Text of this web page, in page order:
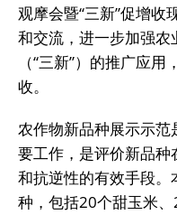
观摩会暨“三新”促增收
和交流，进一步加强
（“三新”）的推广应
收。
农作物新品种展示示
要工作，是评价新品
和抗逆性的有效手段
种，包括20个甜玉米